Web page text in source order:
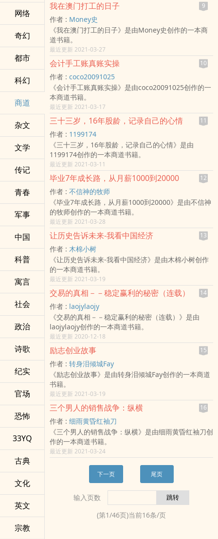
网络
奇幻
都市
科幻
商道
杂文
文学
传记
青春
军事
中国
科普
寓言
社会
政治
诗歌
纪实
官场
恐怖
33YQ
古典
文化
英文
宗教
我在澳门打工的日子 9
作者 : Money史
《我在澳门打工的日子》是由Money史创作的一本商
道书籍。
最近更新 2021-03-27
会计手工账真账实操 10
作者 : coco20091025
《会计手工账真账实操》是由coco20091025创作的一
本商道书籍。
最近更新 2021-03-17
三十三岁，16年股龄，记录自己的心情 11
作者 : 1199174
《三十三岁，16年股龄，记录自己的心情》是由
1199174创作的一本商道书籍。
最近更新 2021-03-11
毕业7年成长路，从月薪1000到20000 12
作者 : 不信神的牧师
《毕业7年成长路，从月薪1000到20000》是由不信神
的牧师创作的一本商道书籍。
最近更新 2021-03-28
让历史告诉未来-我看中国经济 13
作者 : 木棉小树
《让历史告诉未来-我看中国经济》是由木棉小树创作
的一本商道书籍。
最近更新 2021-03-19
交易的真相－－稳定赢利的秘密（连载） 14
作者 : laojylaojy
《交易的真相－－稳定赢利的秘密（连载）》是由
laojylaojy创作的一本商道书籍。
最近更新 2020-12-18
励志创业故事 15
作者 : 转身泪倾城Fay
《励志创业故事》是由转身泪倾城Fay创作的一本商道
书籍。
最近更新 2021-03-19
三个男人的销售战争：纵横 16
作者 : 细雨黄昏红袖刀
《三个男人的销售战争：纵横》是由细雨黄昏红袖刀创
作的一本商道书籍。
最近更新 2021-03-24
下一页 尾页
输入页数
(第1/46页)当前16条/页